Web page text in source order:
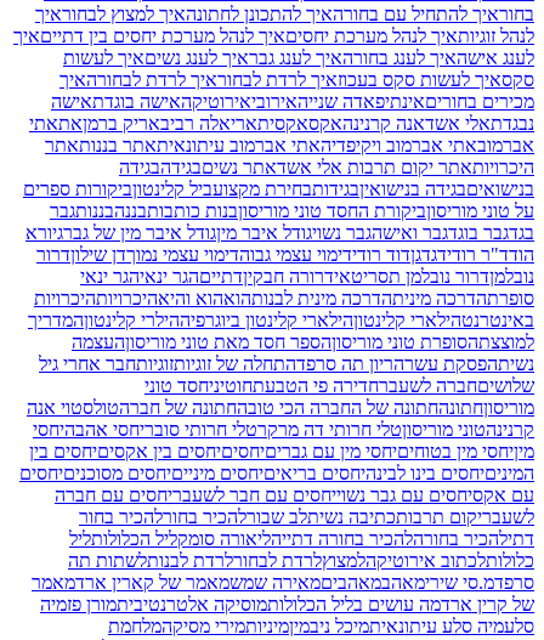
בחוראיך להתחיל עם בחורהאיך להתכונן לחתונהאיך למצוץ לבחוראיך
לנהל זוגיותאיך לנהל מערכת יחסיםאיך לנהל מערכת יחסים בין דתייםאיך
לענג אישהאיך לענג בחורהאיך לענג גבראיך לענג נשיםאיך לעשות
סקסאיך לעשות סקס בעכוזאיך לרדת לבחוראיך לרדת לבחורהאיך
מכירים בחוריםאינתיפאדה שנייהאירוביאירוטיקהאישה בוגדתאישה
נבגדתאלי אשדאנה קרנינהאקסאקסיתאריאלה רביבאריק ברמןאתאתי
אברמובאתי אברמוב ויקיפדיהאתי אברמוב עיתונאיתאתר בננותאתר
היכרויותאתר יקום תרבות אלי אשדאתר נשיםבגידהבגידה
בנישואיםבגידה בנישואיןבגידותבחירת מקצועביל קלינטוןביקורות ספרים
על טוני מוריסוןביקורת החסד טוני מוריסוןבנות כותבותבננהבננותגבר
בגדגבר בוגדגבר ואישהגבר נשויגודל איבר מיןגודל איבר מין של גברגיורא
הודד"ר רודידגדגןדוד רודידימוי עצמי גבוהדימוי עצמי נמוךדן שילוןדרור
נובלמןדרור נובלמן תסריטאידרורה חבקיןדתייםהגר ינאיהגר ינאי
סופרתהדרכה מיניתהדרכה מינית לבנותהואהוא והיאהיכרויותהיכרויות
באינטרנטהילארי קלינטוןהילארי קלינטון ביוגרפיההילרי קלינטוןהמדריך
למוצצתהסופרת טוני מוריסוןהספר חסד מאת טוני מוריסוןהעצמה
נשיתהפסקת עשרהריון תה סרפדהתחלה של זוגיותזוגיותחבר אחרי גיל
שלושיםחברה לשעברחדירה פי הטבעתחוטיניחסד טוני
מוריסוןחתונהחתונה של החברה הכי טובהחתונה של חברהטולסטוי אנה
קרנינהטוני מוריסוןטלי חרותי דה מרקרטלי חרותי סובריחסי אהבהיחסי
מיןיחסי מין בטוחיםיחסי מין עם גבריםיחסיםיחסים בין אקסיםיחסים בין
המיניםיחסים בינו לבינהיחסים בריאיםיחסים מינייםיחסים מסוכניםיחסים
עם אקסיחסים עם גבר נשוייחסים עם חבר לשעבריחסים עם חברה
לשעבריקום תרבותכתיבה נשיתלב שבורלהכיר בחורלהכיר בחור
דתילהכיר בחורהלהכיר בחורה דתייהליאורה סומקליל הכלולותליל
כלולותלכתוב אירוטיקהלמצוץלרדת לבחורלרדת לבנותלשתות תה
סרפדמ.סי שירימאהבמאהביםמאירה שמשמאמר של קארין ארדמאמר
של קרין ארדמה עושים בליל הכלולותמוסיקה אלטרנטיביתמורן פזמיה
סלעמיה סלע עיתונאיתמיכל ניבמיןמיניותמירי מסיקהמלחמת